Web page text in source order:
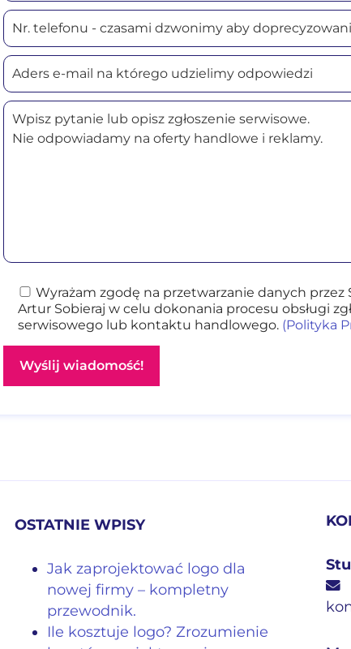
Wyrażam zgodę na przetwarzanie danych przez
Artur Sobieraj w celu dokonania procesu obsługi
serwisowego lub kontaktu handlowego. (Polityka
OSTATNIE WPISY
Jak zaprojektować logo dla
nowej firmy – kompletny
przewodnik.
Ile kosztuje logo? Zrozumienie